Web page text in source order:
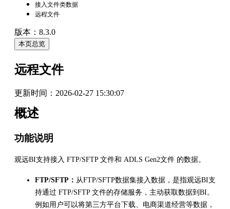
接入文件类数据
远程文件
版本：8.3.0
本页总览
远程文件
更新时间： 2026-02-27 15:30:07
概述
功能说明
观远BI支持接入 FTP/SFTP 文件和 ADLS Gen2文件 的数据。
FTP/SFTP： 从FTP/SFTP数据集接入数据，是指观远BI支
持通过 FTP/SFTP 文件的存储服务，主动获取数据到BI。
例如用户可以将第三方平台下载、电商渠道经营等数据，